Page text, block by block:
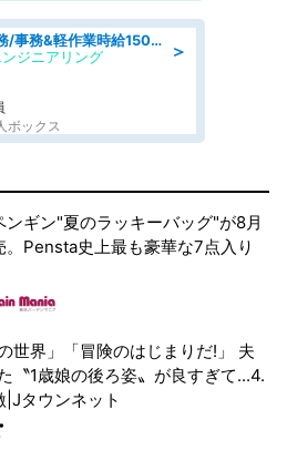
＞
一般事務・OA事務/事務&軽作業時給1500円土日祝休み各種社保完備
ジニアリング
ボックス
ンギン"夏のラッキーバッグ"が8月
。Pensta史上最も豪華な7点入り
世界」「冒険のはじまりだ!」 夫
〝1歳娘の後ろ姿〟が良すぎて...4.
|Jタウンネット